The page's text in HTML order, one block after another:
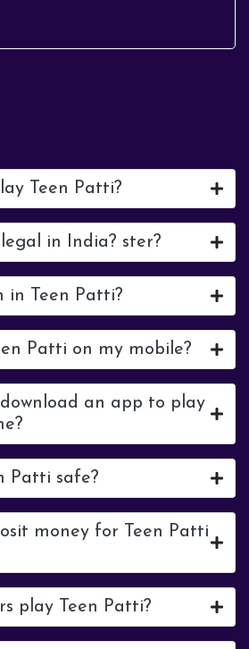
reverence, rituals, and
Teen Patti?
in India? ster?
in Teen Patti?
Patti on my mobile?
an app to play
Patti safe?
money for Teen Patti
play Teen Patti?